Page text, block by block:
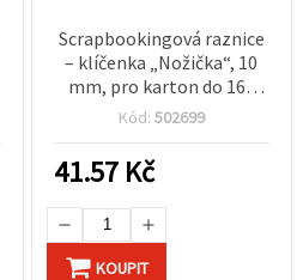
Scrapbookingová raznice
– klíčenka „Nožička“, 10
mm, pro karton do 160
g/m²
Kód: 502699
41.57 Kč
KOUPIT